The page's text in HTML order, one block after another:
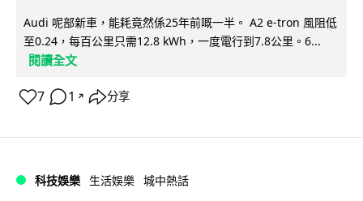
Audi 呢部新車，能耗竟然係25年前嘅一半。 A2 e-tron 風阻低
至0.24，每百公里只需12.8 kWh，一度電行到7.8公里。6...
閱讀全文
7 1 ↗ 分享
科技娛樂 生活娛樂 城中熱話